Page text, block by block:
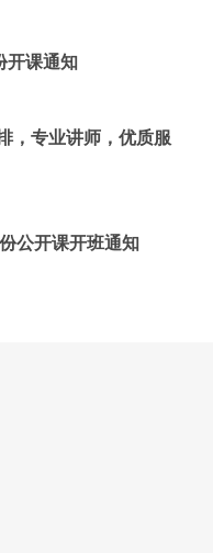
开课通知
，专业讲师，优质服
公开课开班通知